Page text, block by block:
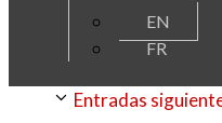
EN
FR
Entradas